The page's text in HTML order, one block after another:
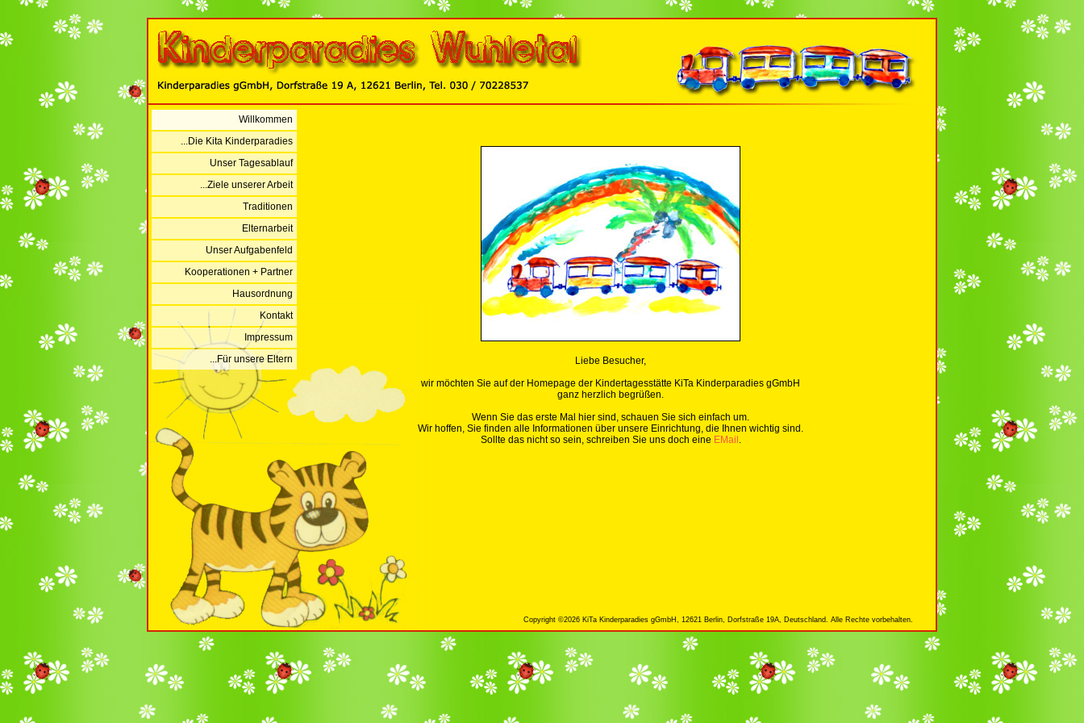
Willkommen
...Die Kita Kinderparadies
Unser Tagesablauf
...Ziele unserer Arbeit
Traditionen
Elternarbeit
Unser Aufgabenfeld
Kooperationen + Partner
Hausordnung
Kontakt
Impressum
...Für unsere Eltern
Liebe Besucher,
wir möchten Sie auf der Homepage der Kindertagesstätte KiTa Kinderparadies gGmbH
ganz herzlich begrüßen.
Wenn Sie das erste Mal hier sind, schauen Sie sich einfach um.
Wir hoffen, Sie finden alle Informationen über unsere Einrichtung, die Ihnen wichtig sind.
Sollte das nicht so sein, schreiben Sie uns doch eine EMail .
Copyright ©2026 KiTa Kinderparadies gGmbH, 12621 Berlin, Dorfstraße 19A, Deutschland. Alle Rechte vorbehalten.